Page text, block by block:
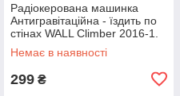
Радіокерована машинка
Антигравітаційна - їздить по
стінах WALL Climber 2016-1.
Колір синій TS-72
Немає в наявності
299 ₴